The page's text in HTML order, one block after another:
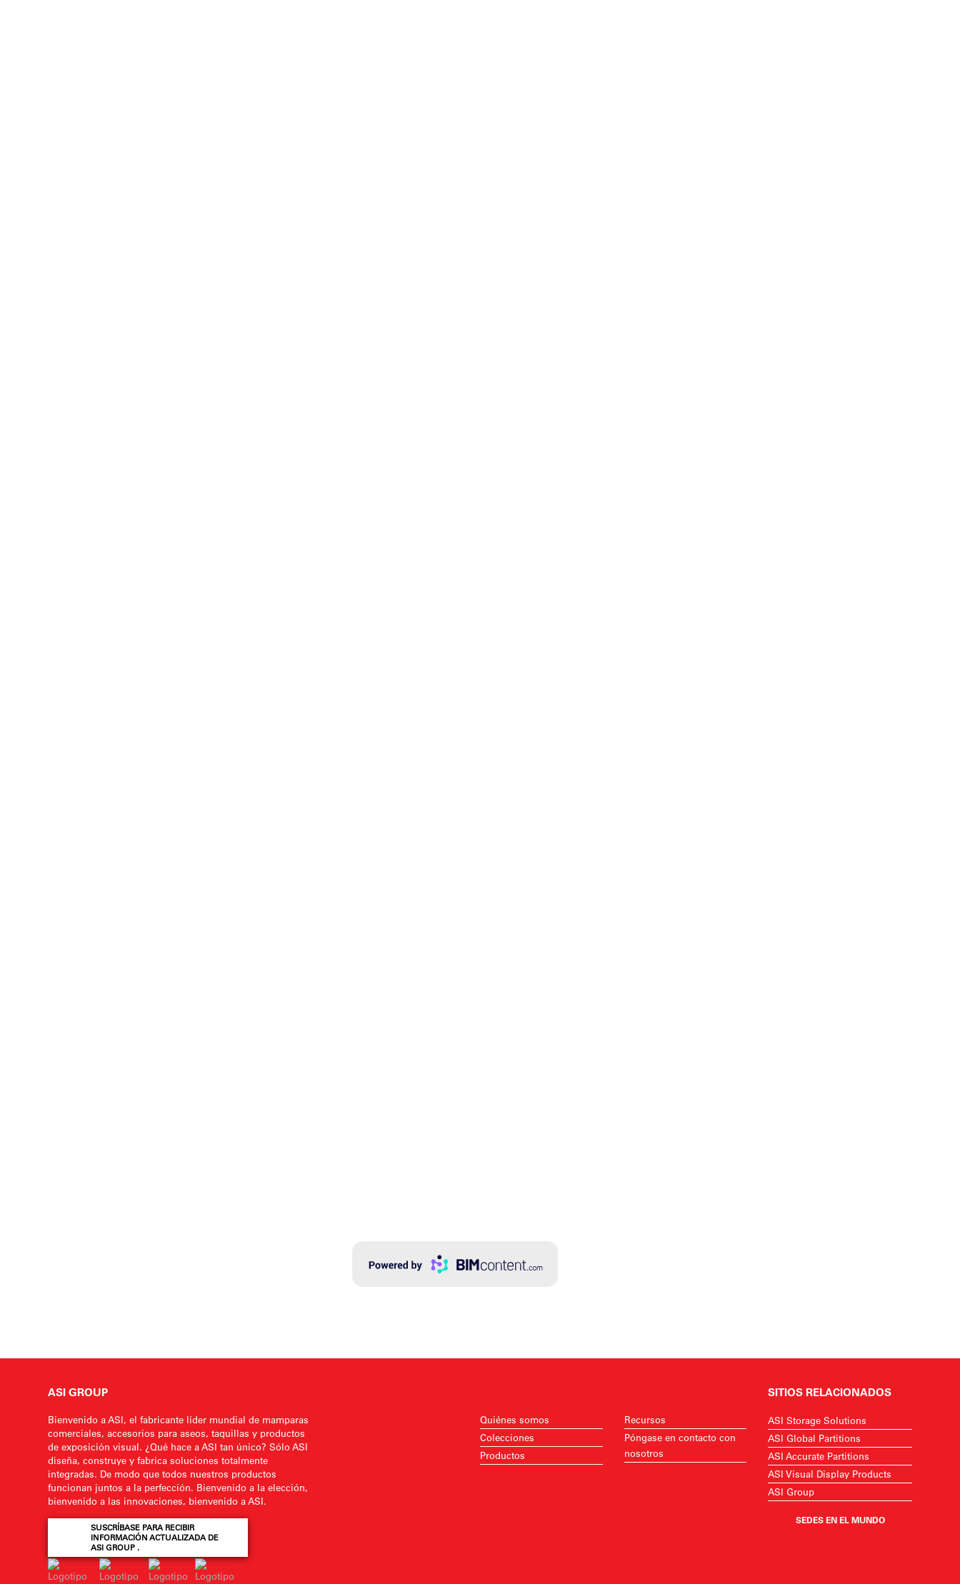
ASI GROUP
Bienvenido a ASI, el fabricante líder mundial de mamparas
comerciales, accesorios para aseos, taquillas y productos
de exposición visual. ¿Qué hace a ASI tan único? Sólo ASI
diseña, construye y fabrica soluciones totalmente
integradas. De modo que todos nuestros productos
funcionan juntos a la perfección. Bienvenido a la elección,
bienvenido a las innovaciones, bienvenido a ASI.
SUSCRÍBASE PARA RECIBIR
INFORMACIÓN ACTUALIZADA DE
ASI GROUP .
Quiénes somos
Colecciones
Productos
Recursos
Póngase en contacto con
nosotros
SITIOS RELACIONADOS
ASI Storage Solutions
ASI Global Partitions
ASI Accurate Partitions
ASI Visual Display Products
ASI Group
SEDES EN EL MUNDO